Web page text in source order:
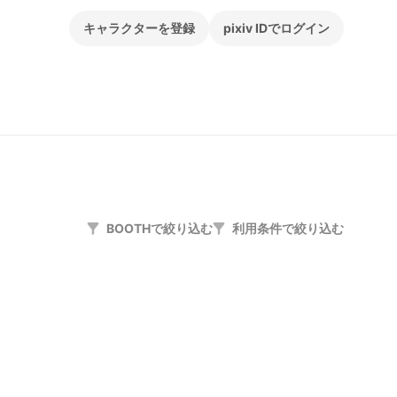
キャラクターを登録 pixiv IDでログイン
BOOTHで絞り込む 利用条件で絞り込む